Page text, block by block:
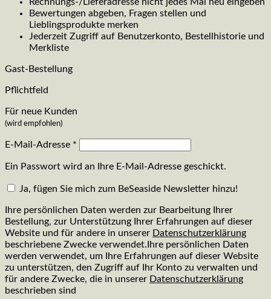
Bewertungen abgeben, Fragen stellen und
Lieblingsprodukte merken
Jederzeit Zugriff auf Benutzerkonto, Bestellhistorie und
Merkliste
Gast-Bestellung
Pflichtfeld
Für neue Kunden
(wird empfohlen)
E-Mail-Adresse *
Ein Passwort wird an Ihre E-Mail-Adresse geschickt.
Ja, fügen Sie mich zum BeSeaside Newsletter hinzu!
Ihre persönlichen Daten werden zur Bearbeitung Ihrer
Bestellung, zur Unterstützung Ihrer Erfahrungen auf dieser
Website und für andere in unserer Datenschutzerklärung
beschriebene Zwecke verwendet.Ihre persönlichen Daten
werden verwendet, um Ihre Erfahrungen auf dieser Website
zu unterstützen, den Zugriff auf Ihr Konto zu verwalten und
für andere Zwecke, die in unserer Datenschutzerklärung
beschrieben sind